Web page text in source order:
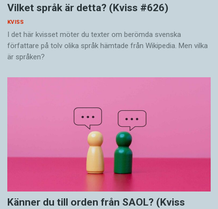
Vilket språk är detta? (Kviss #626)
KVISS
I det här kvisset möter du texter om berömda svenska
författare på tolv olika språk hämtade från Wikipedia. Men vilka
är språken?
Känner du till orden från SAOL? (Kviss